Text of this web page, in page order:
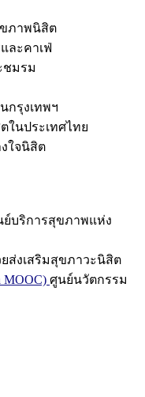
ภาพนิสิต
ละคาเฟ่
ชมรม
กรุงเทพฯ
ในประเทศไทย
ใจนิสิต
ย์บริการสุขภาพแห่ง
ส่งเสริมสุขภาวะนิสิต
ศูนย์นวัตกรรม